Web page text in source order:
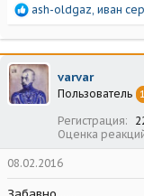
Р
а
к
ц
и
и
ash-oldgaz иван
varvar
Пользователь
Регистрация
Оценка
08.02.2016